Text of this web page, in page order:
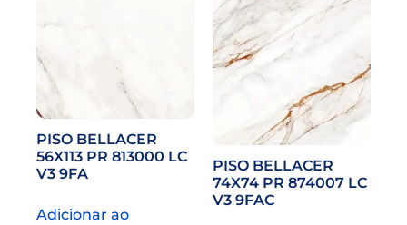
PISO BELLACER
56X113 PR 813000 LC
V3 9FA
Adicionar ao
PISO BELLACER
74X74 PR 874007 LC
V3 9FAC